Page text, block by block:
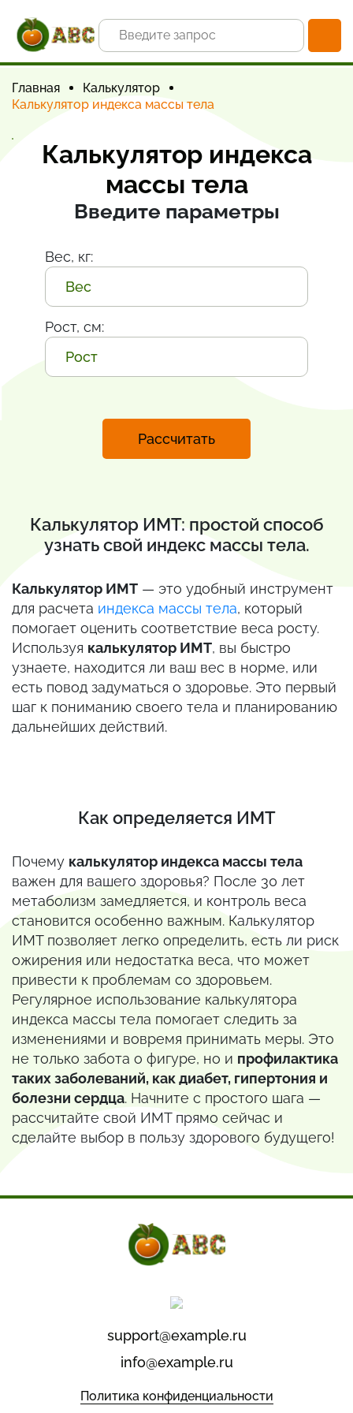
Главная
Калькулятор
Калькулятор индекса массы тела
Калькулятор индекса
массы тела
Калькулятор ИМТ: простой способ
узнать свой индекс массы тела.
Калькулятор ИМТ — это удобный инструмент
для расчета индекса массы тела, который
помогает оценить соответствие веса росту.
Используя калькулятор ИМТ, вы быстро
узнаете, находится ли ваш вес в норме, или
есть повод задуматься о здоровье. Это первый
шаг к пониманию своего тела и планированию
дальнейших действий.
Введите параметры
Вес, кг:
Рост, см:
Рассчитать
Как определяется ИМТ
Почему калькулятор индекса массы тела
важен для вашего здоровья? После 30 лет
метаболизм замедляется, и контроль веса
становится особенно важным. Калькулятор
ИМТ позволяет легко определить, есть ли риск
ожирения или недостатка веса, что может
привести к проблемам со здоровьем.
Регулярное использование калькулятора
индекса массы тела помогает следить за
изменениями и вовремя принимать меры. Это
не только забота о фигуре, но и профилактика
таких заболеваний, как диабет, гипертония и
болезни сердца. Начните с простого шага —
рассчитайте свой ИМТ прямо сейчас и
сделайте выбор в пользу здорового будущего!
support@example.ru
info@example.ru
Политика конфиденциальности